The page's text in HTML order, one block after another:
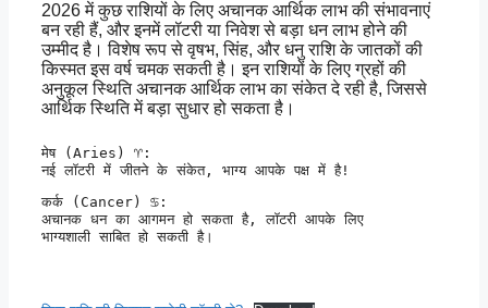
2026 में कुछ राशियों के लिए अचानक आर्थिक लाभ की संभावनाएं
बन रही हैं, और इनमें लॉटरी या निवेश से बड़ा धन लाभ होने की
उम्मीद है। विशेष रूप से वृषभ, सिंह, और धनु राशि के जातकों की
किस्मत इस वर्ष चमक सकती है। इन राशियों के लिए ग्रहों की
अनुकूल स्थिति अचानक आर्थिक लाभ का संकेत दे रही है, जिससे
आर्थिक स्थिति में बड़ा सुधार हो सकता है।
मेष (Aries) ♈:
नई लॉटरी में जीतने के संकेत, भाग्य आपके पक्ष में है!
कर्क (Cancer) ♋:
अचानक धन का आगमन हो सकता है, लॉटरी आपके लिए
भाग्यशाली साबित हो सकती है।